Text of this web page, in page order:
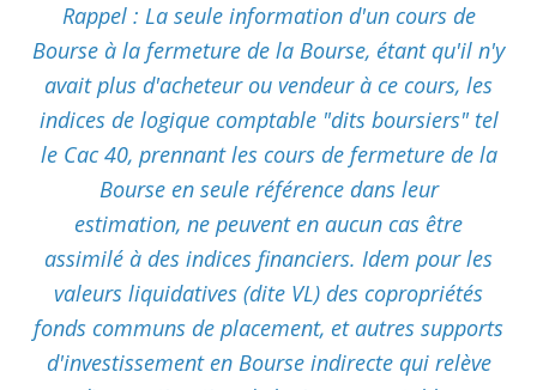
Rappel : La seule information d'un cours de
Bourse à la fermeture de la Bourse, étant qu'il n'y
avait plus d'acheteur ou vendeur à ce cours, les
indices de logique comptable "dits boursiers" tel
le Cac 40, prennant les cours de fermeture de la
Bourse en seule référence dans leur
estimation, ne peuvent en aucun cas être
assimilé à des indices financiers. Idem pour les
valeurs liquidatives (dite VL) des copropriétés
fonds communs de placement, et autres supports
d'investissement en Bourse indirecte qui relève